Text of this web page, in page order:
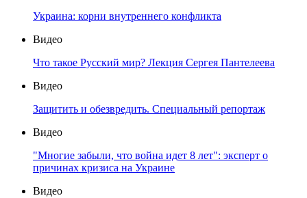
Украина: корни внутреннего конфликта
Видео
Что такое Русский мир? Лекция Сергея Пантелеева
Видео
Защитить и обезвредить. Специальный репортаж
Видео
"Многие забыли, что война идет 8 лет": эксперт о
причинах кризиса на Украине
Видео